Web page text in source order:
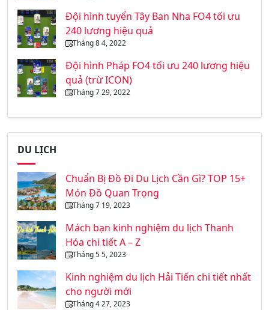
Đội hình tuyển Tây Ban Nha FO4 tối ưu
240 lương hiệu quả
Tháng 8 4, 2022
Đội hình Pháp FO4 tối ưu 240 lương hiệu
quả (trừ ICON)
Tháng 7 29, 2022
DU LỊCH
Chuẩn Bị Đồ Đi Du Lịch Cần Gì? TOP 15+
Món Đồ Quan Trọng
Tháng 7 19, 2023
Mách bạn kinh nghiệm du lịch Thanh
Hóa chi tiết A – Z
Tháng 5 5, 2023
Kinh nghiệm du lịch Hải Tiến chi tiết nhất
cho người mới
Tháng 4 27, 2023